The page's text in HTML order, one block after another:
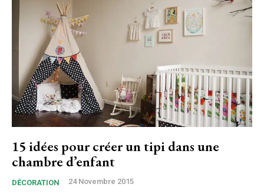
15 idées pour créer un tipi dans une
chambre d’enfant
DÉCORATION 24 Novembre 2015